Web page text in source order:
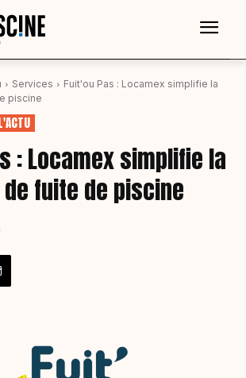
Services
Fuit'ou Pas : Locamex simplifie la
piscine
: Locamex simplifie la
fuite de piscine